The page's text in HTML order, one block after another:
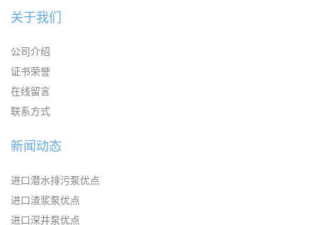
关于我们
公司介绍
证书荣誉
在线留言
联系方式
新闻动态
进口潜水排污泵优点
进口渣浆泵优点
进口深井泵优点